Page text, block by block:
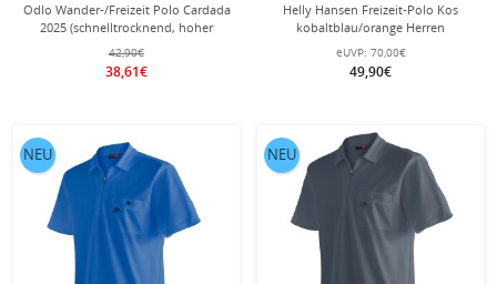
Odlo Wander-/Freizeit Polo Cardada
2025 (schnelltrocknend, hoher
Tragekomfort) schwarz Herren
42,90€
38,61€
Helly Hansen Freizeit-Polo Kos
kobaltblau/orange Herren
eUVP: 70,00€
49,90€
NEU NEU